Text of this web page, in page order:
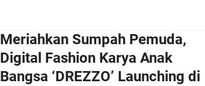
Meriahkan Sumpah Pemuda,
Digital Fashion Karya Anak
Bangsa ‘DREZZO’ Launching di